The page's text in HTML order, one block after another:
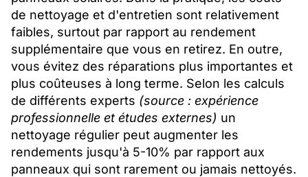
de nettoyage et d'entretien sont relativement
faibles, surtout par rapport au rendement
supplémentaire que vous en retirez. En outre,
vous évitez des réparations plus importantes et
plus coûteuses à long terme. Selon les calculs
de différents experts (source : expérience
professionnelle et études externes) un
nettoyage régulier peut augmenter les
rendements jusqu'à 5-10% par rapport aux
panneaux qui sont rarement ou jamais nettoyés.